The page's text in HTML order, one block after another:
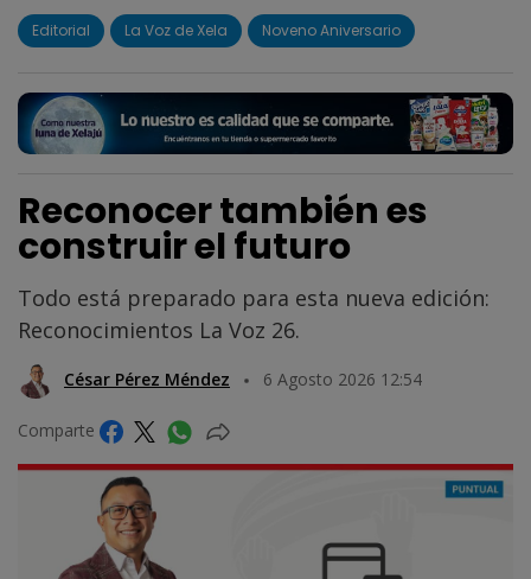
Editorial La Voz de Xela Noveno Aniversario
Reconocer también es
construir el futuro
Todo está preparado para esta nueva edición:
Reconocimientos La Voz 26.
César Pérez Méndez 6 Agosto 2026 12:54
Comparte